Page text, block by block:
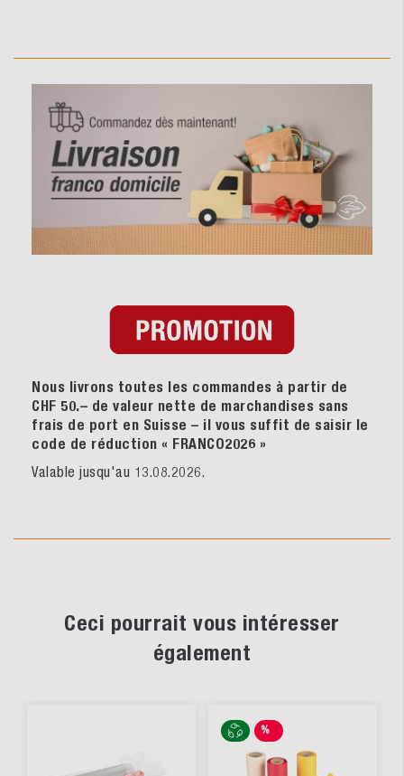
Nous livrons toutes les commandes à partir de
CHF 50.– de valeur nette de marchandises sans
frais de port en Suisse – il vous suffit de saisir le
code de réduction « FRANCO2026 »
Valable jusqu'au 13.08.2026.
Ceci pourrait vous intéresser
également
%
SALE